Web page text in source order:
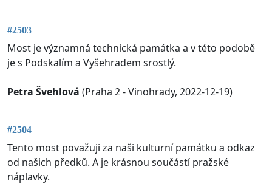
#2503
Most je významná technická památka a v této podobě
je s Podskalím a Vyšehradem srostlý.
Petra Švehlová (Praha 2 - Vinohrady, 2022-12-19)
#2504
Tento most považuji za naši kulturní památku a odkaz
od našich předků. A je krásnou součástí pražské
náplavky.